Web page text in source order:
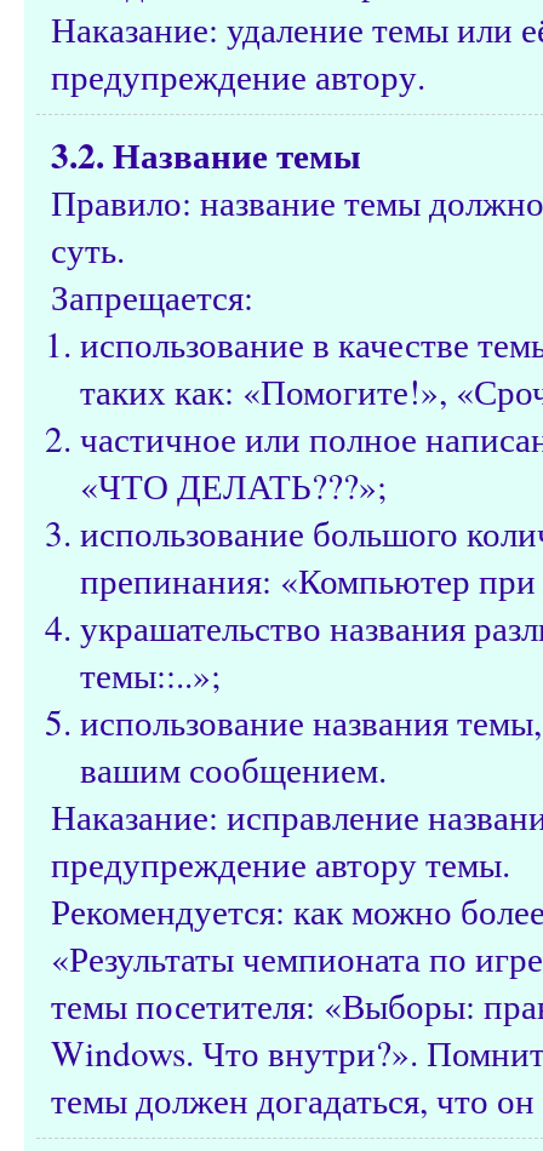
Наказание: удаление темы или
предупреждение автору.
3.2. Название темы
Правило: название темы
суть.
Запрещается:
использование в качестве
таких как: «Помогите!»,
частичное или полное
«ЧТО ДЕЛАТЬ???»;
использование большого
препинания: «Компьютер при
украшательство названия
темы::..»;
использование названия
вашим сообщением.
Наказание: исправление
предупреждение автору темы.
Рекомендуется: как можно
«Результаты чемпионата по
темы посетителя: «Выборы:
Windows. Что внутри?».
темы должен догадаться, что